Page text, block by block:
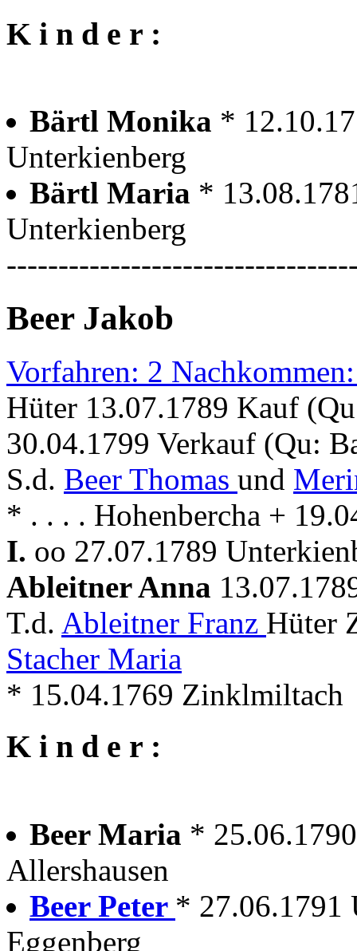
K i n d e r :
Bärtl Monika *
Unterkienberg
Bärtl Maria *
Unterkienberg
Beer Jakob
Vorfahren: 2
Hüter 13.07.1789 Kauf
30.04.1799 Verkauf (Qu:
S.d. Beer Thomas und
* . . . . Hohenbercha +
I. oo 27.07.1789
Ableitner Anna
T.d. Ableitner Franz Hüter
Stacher Maria
* 15.04.1769 Zinklmiltach
K i n d e r :
Beer Maria *
Allershausen
Beer Peter * 27.06.1791
Eggenberg